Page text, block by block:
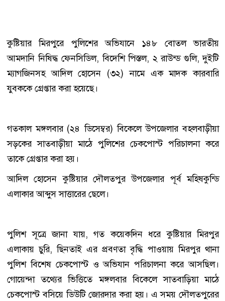
কুষ্টিয়ার মিরপুরে পুলিশের অভিযানে ১৪৮ বোতল ভারতীয়
আমদানি নিষিদ্ধ ফেনসিডিল, বিদেশি পিস্তল, ২ রাউন্ড গুলি, দুইটি
ম্যাগজিনসহ আদিল হোসেন (৩২) নামে এক মাদক কারবারি
যুবককে গ্রেপ্তার করা হয়েছে।
গতকাল মঙ্গলবার (২৪ ডিসেম্বর) বিকেলে উপজেলার বহলবাড়ীয়া
সড়কের সাতবাড়ীয়া মাঠে পুলিশের চেকপোস্ট পরিচালনা করে
তাকে গ্রেপ্তার করা হয়।
আদিল হোসেন কুষ্টিয়ার দৌলতপুর উপজেলার পূর্ব মহিষকুন্ডি
এলাকার আব্দুস সাত্তারের ছেলে।
পুলিশ সূত্রে জানা যায়, গত কয়েকদিন ধরে কুষ্টিয়ার মিরপুর
এলাকায় চুরি, ছিনতাই এর প্রবণতা বৃদ্ধি পাওয়ায় মিরপুর থানা
পুলিশ বিশেষ চেকপোস্ট ও অভিযান পরিচালনা করে আসছিল।
গোয়েন্দা তথ্যের ভিত্তিতে মঙ্গলবার বিকেলে সাতবাড়িয়া মাঠে
চেকপোস্ট বসিয়ে ডিউটি জোরদার করা হয়। এ সময় দৌলতপুরের